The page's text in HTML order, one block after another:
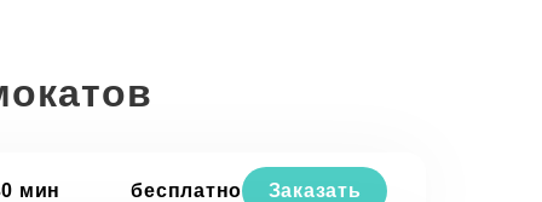
мин бесплатно Заказать